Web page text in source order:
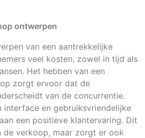
ontwerpen
van een aantrekkelijke
veel kosten, zowel in tijd als
Het hebben van een
zorgt ervoor dat de
van de concurrentie.
interface en gebruiksvriendelijke
een positieve klantervaring. Dit
de verkoop, maar zorgt er ook